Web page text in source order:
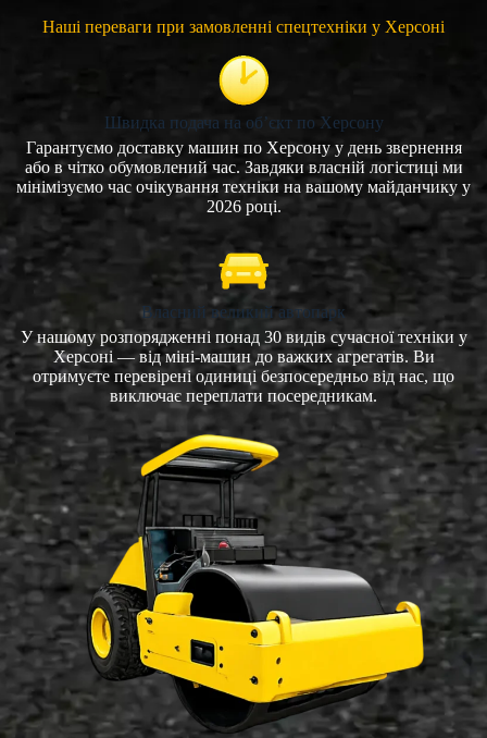
Наші переваги при замовленні спецтехніки у Херсоні
Швидка подача на об’єкт по Херсону
Гарантуємо доставку машин по Херсону у день звернення
або в чітко обумовлений час. Завдяки власній логістиці ми
мінімізуємо час очікування техніки на вашому майданчику у
2026 році.
Власний великий автопарк
У нашому розпорядженні понад 30 видів сучасної техніки у
Херсоні — від міні-машин до важких агрегатів. Ви
отримуєте перевірені одиниці безпосередньо від нас, що
виключає переплати посередникам.